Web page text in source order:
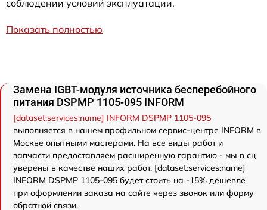
соблюдении условий эксплуатации.
Показать полностью
Замена IGBT-модуля источника бесперебойного
питания DSPMP 1105-095 INFORM
[dataset:services:name] INFORM DSPMP 1105-095
выполняется в нашем профильном сервис-центре INFORM в
Москве опытными мастерами. На все виды работ и
запчасти предоставляем расширенную гарантию - мы в сц
уверены в качестве наших работ. [dataset:services:name]
INFORM DSPMP 1105-095 будет стоить на -15% дешевле
при оформлении заказа на сайте через звонок или форму
обратной связи.